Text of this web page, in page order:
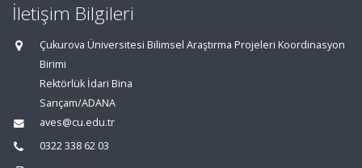
İletişim Bilgileri
Çukurova Üniversitesi Bilimsel Araştırma Projeleri Koordinasyon
Birimi
Rektörlük İdari Bina
Sarıçam/ADANA
aves@cu.edu.tr
0322 338 62 03